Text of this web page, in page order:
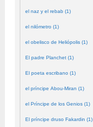
el naz y el rebab (1)
el nilómetro (1)
el obelisco de Heliópolis (1)
El padre Planchet (1)
El poeta escribano (1)
el príncipe Abou-Miran (1)
el Príncipe de los Genios (1)
El príncipe druso Fakardin (1)